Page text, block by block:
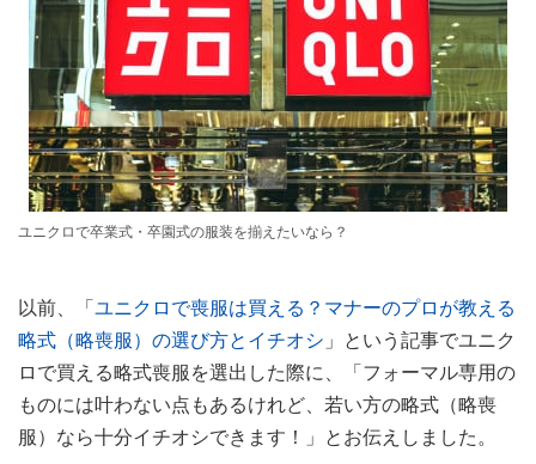
ユニクロで卒業式・卒園式の服装を揃えたいなら？
以前、「ユニクロで喪服は買える？マナーのプロが教える
略式（略喪服）の選び方とイチオシ 」という記事でユニク
ロで買える略式喪服を選出した際に、「フォーマル専用の
ものには叶わない点もあるけれど、若い方の略式（略喪
服）なら十分イチオシできます！」とお伝えしました。